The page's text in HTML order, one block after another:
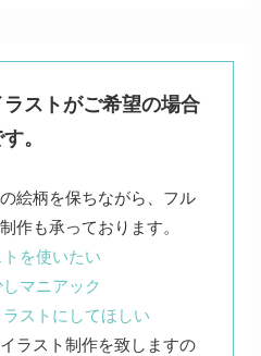
ストがご希望の場合
。
絵柄を保ちながら、フル
を使いたい
マニアック
ストにしてほしい
ラスト制作を致しますの